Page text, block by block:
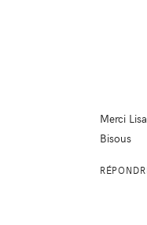
Merci
Bisous